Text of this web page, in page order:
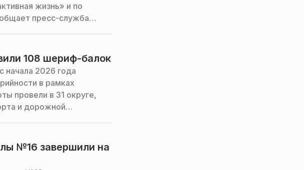
жизнь» и по
пресс-служба
108 шериф-балок
начала 2026 года
в рамках
провели в 31 округе,
и дорожной
№16 завершили на